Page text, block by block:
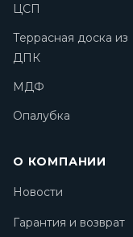
ЦСП
Террасная доска из
ДПК
МДФ
Опалубка
О КОМПАНИИ
Новости
Гарантия и возврат